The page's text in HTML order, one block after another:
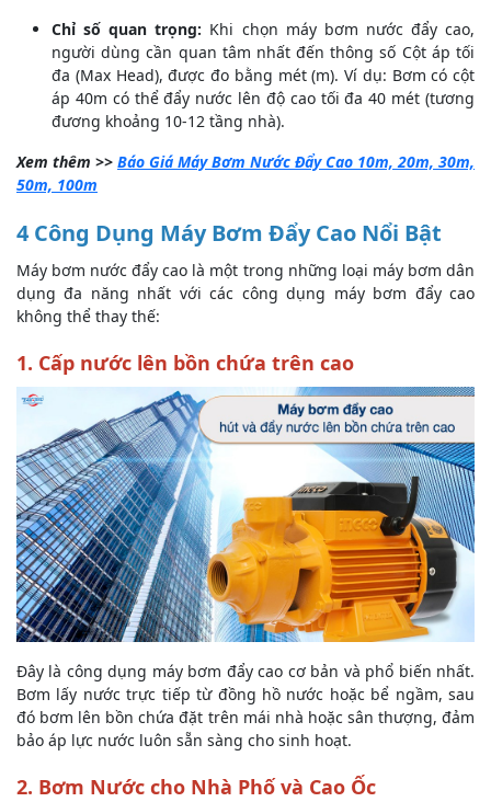
Chỉ số quan trọng: Khi chọn máy bơm nước đẩy cao,
người dùng cần quan tâm nhất đến thông số Cột áp tối
đa (Max Head), được đo bằng mét (m). Ví dụ: Bơm có cột
áp 40m có thể đẩy nước lên độ cao tối đa 40 mét (tương
đương khoảng 10-12 tầng nhà).
Xem thêm >> Báo Giá Máy Bơm Nước Đẩy Cao 10m, 20m, 30m,
50m, 100m
4 Công Dụng Máy Bơm Đẩy Cao Nổi Bật
Máy bơm nước đẩy cao là một trong những loại máy bơm dân
dụng đa năng nhất với các công dụng máy bơm đẩy cao
không thể thay thế:
1. Cấp nước lên bồn chứa trên cao
Đây là công dụng máy bơm đẩy cao cơ bản và phổ biến nhất.
Bơm lấy nước trực tiếp từ đồng hồ nước hoặc bể ngầm, sau
đó bơm lên bồn chứa đặt trên mái nhà hoặc sân thượng, đảm
bảo áp lực nước luôn sẵn sàng cho sinh hoạt.
2. Bơm Nước cho Nhà Phố và Cao Ốc